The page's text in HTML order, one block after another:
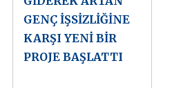
GENÇ İŞSİZLİĞİNE
KARŞI YENİ BİR
PROJE BAŞLATTI